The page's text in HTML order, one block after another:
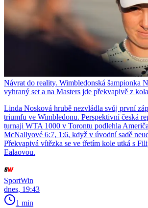
Návrat do reality. Wimbledonská šampionka
vyhraný set a na Masters jde překvapivě z
Linda Nosková hrubě nezvládla svůj první
triumfu ve Wimbledonu. Perspektivní česká
turnaji WTA 1000 v Torontu podlehla
McNallyové 6:7, 1:6, když v úvodní sadě
Překvapivá vítězka se ve třetím kole utká s
Ealaovou.
SportWin
dnes, 19:43
1 min